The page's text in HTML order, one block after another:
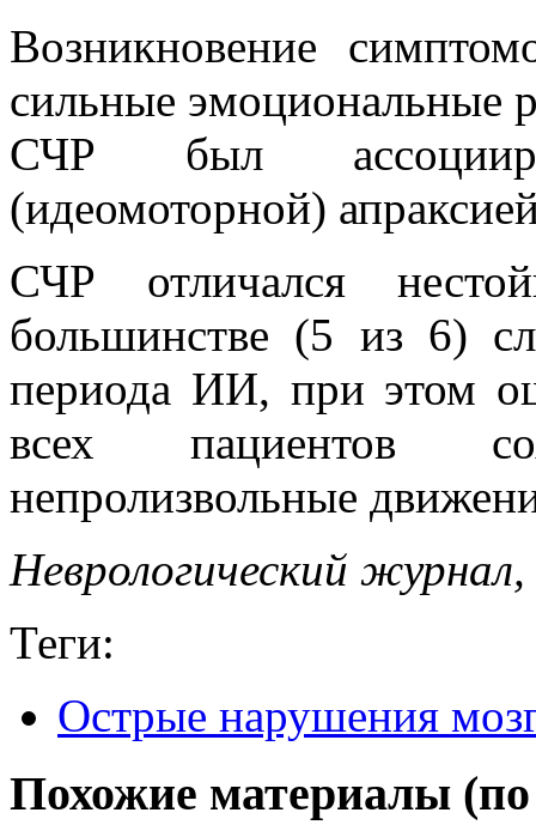
Возникновение
сильные эмоциональные
СЧР был
(идеомоторной)
СЧР отличался
большинстве (5 из 6)
периода ИИ, при этом
всех пациентов
непролизвольные
Неврологический
Теги:
Острые нарушения
Похожие материалы (по